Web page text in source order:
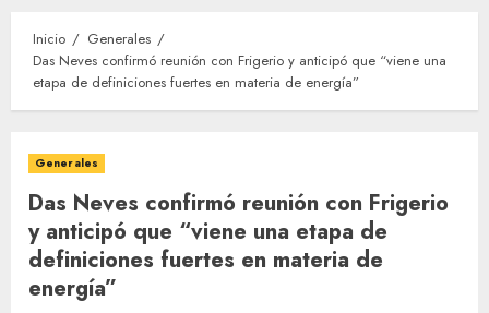
Inicio
Generales
Das Neves confirmó reunión con Frigerio y anticipó que “viene una
etapa de definiciones fuertes en materia de energía”
Generales
Das Neves confirmó reunión con Frigerio
y anticipó que “viene una etapa de
definiciones fuertes en materia de
energía”